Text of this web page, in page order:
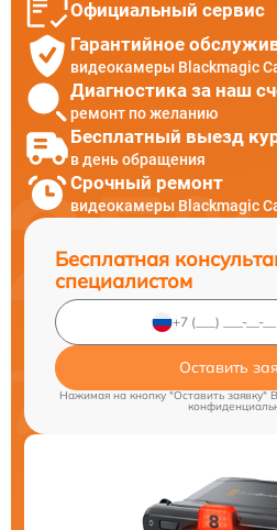
Официальный сервис
Гарантийное
видеокамеры Blackmagic
Диагностика за наш
ремонт по желанию
Бесплатный выезд
в день обращения
Срочный ремонт
видеокамеры Blackmagic
Бесплатная
специалистом
Оставить
Нажимая на кнопку "Оставить заявку"